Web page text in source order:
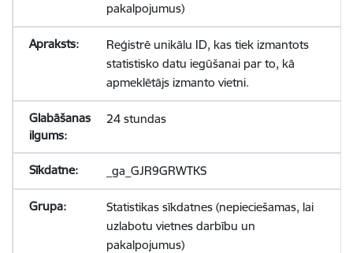
pakalpojumus)
Reģistrē unikālu ID, kas tiek izmantots
statistisko datu iegūšanai par to, kā
apmeklētājs izmanto vietni.
24 stundas
_ga_GJR9GRWTKS
Statistikas sīkdatnes (nepieciešamas, lai
uzlabotu vietnes darbību un
pakalpojumus)